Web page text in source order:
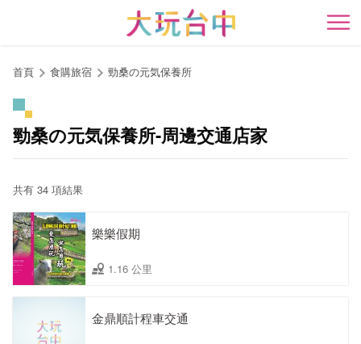
開
首頁 食購旅宿 勁桑の元気保養所
勁桑の元気保養所-周邊交通店家
共有 34 項結果
樂樂假期
1.16 公里
金鼎順計程車交通